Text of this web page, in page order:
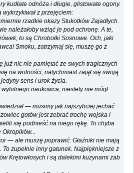
kudłate odnóża i długie, glistowate ogony.
z przejęciem:
rzadkie okazy Stukotków Zajadłych.
należałoby wziąć je pod ochronę. A te,
to są Chrobołki Sosnowe. Och, jaki
Smoku, zatrzymaj się, muszę go z
już nic nie pamiętać ze swych tragicznych
na wolności, natychmiast zajął się swoją
sens i urok życia.
naukowca, niestety nie mógł
— musimy jak najszybciej jechać
gotów jest zebrać trochę wojska i
się podnieść na niego rękę. To chyba
— ale muszę poprawić: Głaźniki nie mają
zupełnie inny gatunek. Najpiękniejsze z
Krętowłosych i są dalekimi kuzynami żab